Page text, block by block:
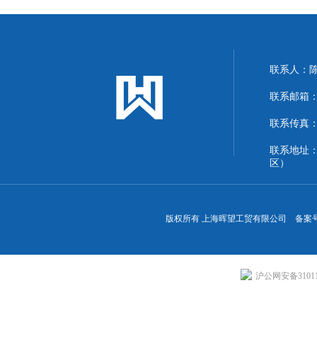
联系人：
联系邮箱
联系传真
联系地址
区）
版权所有 上海晖望工贸有限公司 备案
沪公网安备